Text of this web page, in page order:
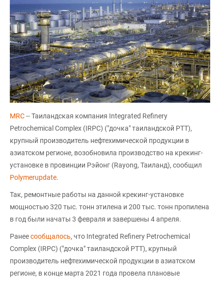
MRC-- Таиландская компания Integrated Refinery
Petrochemical Complex (IRPC) ("дочка" таиландской PTT),
крупный производитель нефтехимической продукции в
азиатском регионе, возобновила производство на крекинг-
установке в провинции Рэйонг (Rayong, Таиланд), сообщил
Polymerupdate.
Так, ремонтные работы на данной крекинг-установке
мощностью 320 тыс. тонн этилена и 200 тыс. тонн пропилена
в год были начаты 3 февраля и завершены 4 апреля.
Ранеесообщалось, что Integrated Refinery Petrochemical
Complex (IRPC) ("дочка" таиландской PTT), крупный
производитель нефтехимической продукции в азиатском
регионе, в конце марта 2021 года провела плановые